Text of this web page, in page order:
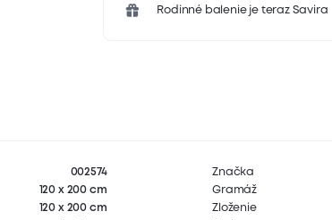
Rodinné balenie je teraz Savira
002574
120 x 200 cm
120 x 200 cm
Značka
Gramáž
Zloženie